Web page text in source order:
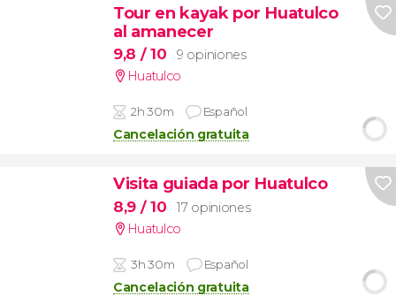
Tour en kayak por Huatulco
al amanecer
9,8 / 10
9 opiniones
Huatulco
2h 30m Español
Cancelación gratuita
Visita guiada por Huatulco
8,9 / 10
17 opiniones
Huatulco
3h 30m Español
Cancelación gratuita